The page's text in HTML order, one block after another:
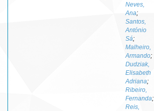
Neves,
Ana;
Santos,
António
Sá;
Malheiro,
Armando;
Dudziak,
Elisabeth
Adriana;
Ribeiro,
Fernanda;
Reis,